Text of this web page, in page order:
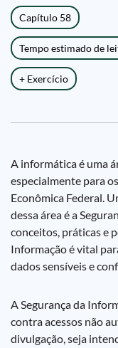
Capítulo 58
Tempo estimado de
+ Exercício
A informática é uma
especialmente para
Econômica Federal.
dessa área é a
conceitos, práticas e
Informação é vital
dados sensíveis e
A Segurança da
contra acessos não
divulgação, seja